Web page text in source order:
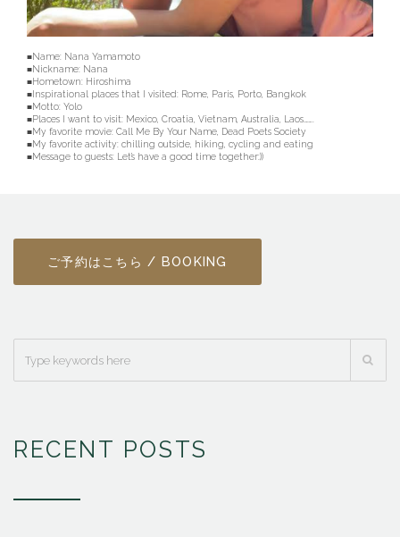
■Name: Nana Yamamoto
■Nickname: Nana
■Hometown: Hiroshima
■Inspirational places that I visited: Rome, Paris, Porto, Bangkok
■Motto: Yolo
■Places I want to visit: Mexico, Croatia, Vietnam, Australia, Laos……..
■My favorite movie: Call Me By Your Name, Dead Poets Society
■My favorite activity: chilling outside, hiking, cycling and eating
■Message to guests: Let’s have a good time together:))
ご予約はこちら / BOOKING
RECENT POSTS